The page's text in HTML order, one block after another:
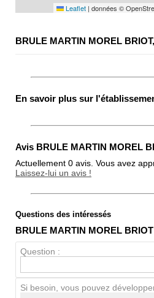
Leaflet | données ©
BRULE MARTIN MOREL
En savoir plus sur
Avis BRULE MARTIN MOREL
Actuellement 0 avis. Vous avez
Laissez-lui un avis !
Note globale
Questions des intéressés
BRULE MARTIN MOREL
Question :
Si besoin, vous pouvez